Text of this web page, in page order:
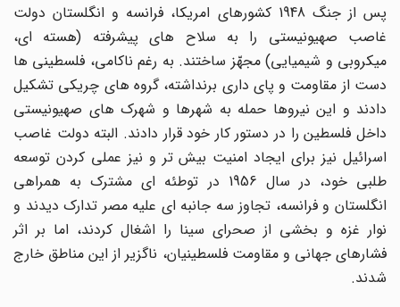
پس از جنگ 1948 کشورهاى امریکا، فرانسه و انگلستان دولت
غاصب صهیونیستى را به سلاح هاى پیشرفته (هسته اى،
میکروبى و شیمیایى) مجهّز ساختند. به رغم ناکامى، فلسطینى ها
دست از مقاومت و پاى دارى برنداشته، گروه هاى چریکى تشکیل
دادند و این نیروها حمله به شهرها و شهرک هاى صهیونیستى
داخل فلسطین را در دستور کار خود قرار دادند. البته دولت غاصب
اسرائیل نیز براى ایجاد امنیت بیش تر و نیز عملى کردن توسعه
طلبى خود، در سال 1956 در توطئه اى مشترک به همراهى
انگلستان و فرانسه، تجاوز سه جانبه اى علیه مصر تدارک دیدند و
نوار غزه و بخشى از صحراى سینا را اشغال کردند، اما بر اثر
فشارهاى جهانى و مقاومت فلسطینیان، ناگزیر از این مناطق خارج
شدند.